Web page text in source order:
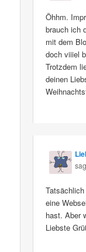
Öhhm.
brauch ich
mit dem
doch viiiel
Trotzdem
deinen
eine
hast. Aber
Liebste